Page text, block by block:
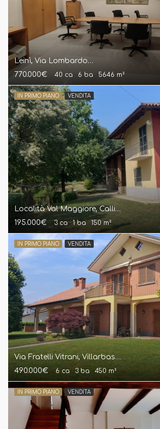
Leinì, Via Lombardore Capannone Laboratorio Industriale
770.000€
40 ca 6 ba 5646 m²
IN PRIMO PIANO VENDITA
Località Val Maggiore, Callianetto (AT). Casa Indipendente.
195.000€
3 ca 1 ba 150 m²
IN PRIMO PIANO VENDITA
Via Fratelli Vitrani, Villarbasse (To). Villa Indipendente
490.000€
6 ca 3 ba 450 m²
IN PRIMO PIANO VENDITA